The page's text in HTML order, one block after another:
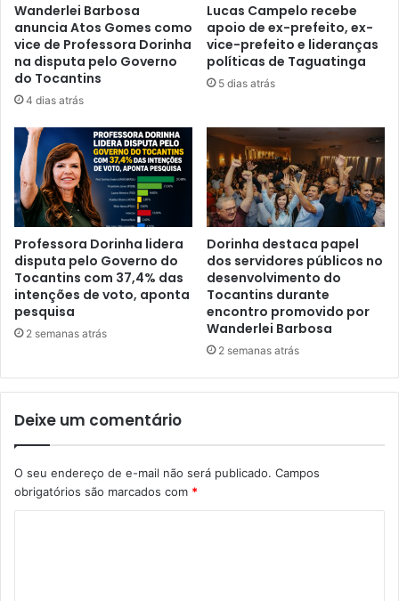
Wanderlei Barbosa
anuncia Atos Gomes como
vice de Professora Dorinha
na disputa pelo Governo
do Tocantins
4 dias atrás
Lucas Campelo recebe
apoio de ex-prefeito, ex-
vice-prefeito e lideranças
políticas de Taguatinga
5 dias atrás
Professora Dorinha lidera
disputa pelo Governo do
Tocantins com 37,4% das
intenções de voto, aponta
pesquisa
2 semanas atrás
Dorinha destaca papel
dos servidores públicos no
desenvolvimento do
Tocantins durante
encontro promovido por
Wanderlei Barbosa
2 semanas atrás
Deixe um comentário
O seu endereço de e-mail não será publicado. Campos
obrigatórios são marcados com *